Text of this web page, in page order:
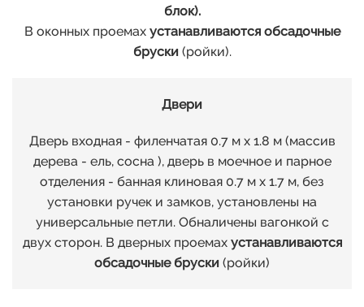
блок).
В оконных проемах устанавливаются обсадочные
бруски (ройки).
Двери
Дверь входная - филенчатая 0.7 м х 1.8 м (массив
дерева - ель, сосна ), дверь в моечное и парное
отделения - банная клиновая 0.7 м х 1.7 м, без
установки ручек и замков, установлены на
универсальные петли. Обналичены вагонкой с
двух сторон. В дверных проемах устанавливаются
обсадочные бруски (ройки)